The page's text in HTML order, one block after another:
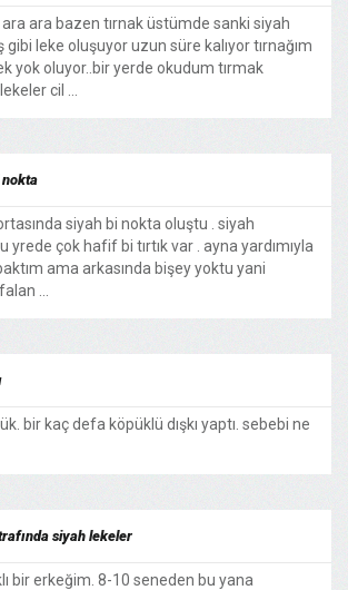
ara bazen tırnak üstümde sanki siyah
leke oluşuyor uzun süre kalıyor tırnağım
yok oluyor..bir yerde okudum tırmak
cil ...
nokta
siyah bi nokta oluştu . siyah
yrede çok hafif bi tırtık var . ayna yardımıyla
ama arkasında bişey yoktu yani
...
bir kaç defa köpüklü dışkı yaptı. sebebi ne
siyah lekeler
bir erkeğim. 8-10 seneden bu yana